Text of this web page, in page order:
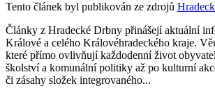
Tento článek byl publikován ze zdrojů
Články z Hradecké Drbny přinášejí aktuální
Králové a celého Královéhradeckého kraje.
které přímo ovlivňují každodenní život
školství a komunální politiky až po kulturní
či zásahy složek integrovaného...